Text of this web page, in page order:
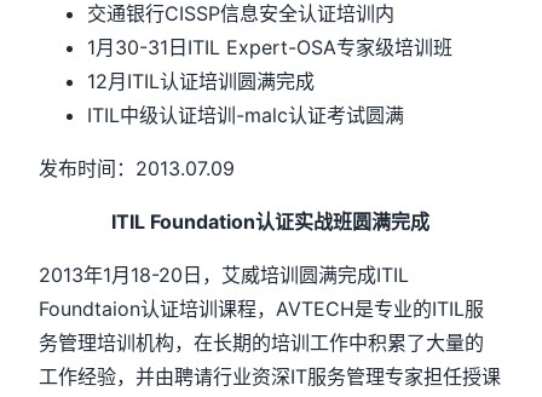
交通银行CISSP信息安全认证培训内
1月30-31日ITIL Expert-OSA专家级培训班
12月ITIL认证培训圆满完成
ITIL中级认证培训-malc认证考试圆满
发布时间：2013.07.09
ITIL Foundation认证实战班圆满完成
2013年1月18-20日，艾威培训圆满完成ITIL
Foundtaion认证培训课程，AVTECH是专业的ITIL服
务管理培训机构，在长期的培训工作中积累了大量的
工作经验，并由聘请行业资深IT服务管理专家担任授课